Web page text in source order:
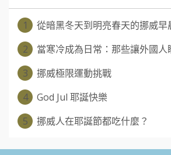
1
從暗黑冬天到明亮春天的挪威早
2
當寒冷成為日常：那些讓外國
3
挪威極限運動挑戰
4
God Jul 耶誕快樂
5
挪威人在耶誕節都吃什麼？